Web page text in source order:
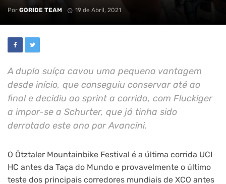
Por GORIDE TEAM 19 de Abril, 2021
A dupla suíça cavou uma pequena vantagem
desde início, que conseguiu conservar até ao
final e decidiu ao sprint a corrida, com Fluckiger
a impor-se a Schurter, que já tinha sido
derrotado este ano por Avancini.
O Ötztaler Mountainbike Festival é a última corrida UCI
HC antes da Taça do Mundo e provavelmente o último
teste dos principais corredores mundiais de XCO antes